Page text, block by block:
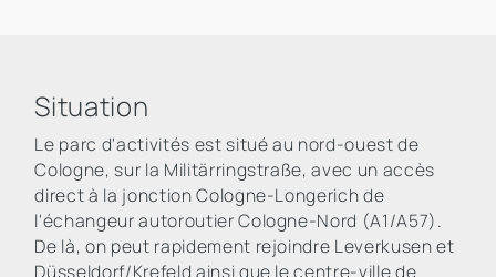
Situation
Le parc d'activités est situé au nord-ouest de
Cologne, sur la Militärringstraße, avec un accès
direct à la jonction Cologne-Longerich de
l'échangeur autoroutier Cologne-Nord (A1/A57).
De là, on peut rapidement rejoindre Leverkusen et
Düsseldorf/Krefeld ainsi que le centre-ville de